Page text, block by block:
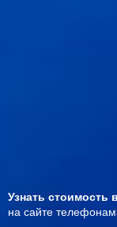
Узнать стоимость
на сайте